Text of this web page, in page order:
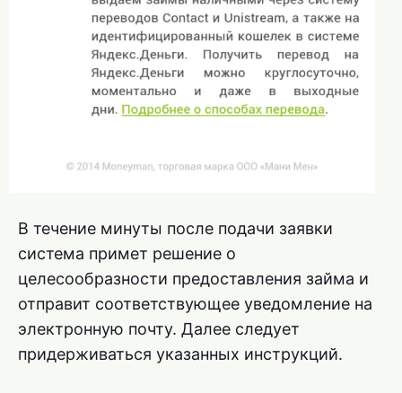
В течение минуты после подачи заявки
система примет решение о
целесообразности предоставления займа и
отправит соответствующее уведомление на
электронную почту. Далее следует
придерживаться указанных инструкций.